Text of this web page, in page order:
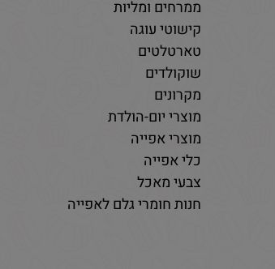
ממרחים ומליות
קישוטי עוגה
טארטלטים
שוקולדים
מקרונים
מוצרי יום-הולדת
מוצרי אפייה
כלי אפייה
צבעי מאכל
חנות חומרי גלם לאפייה